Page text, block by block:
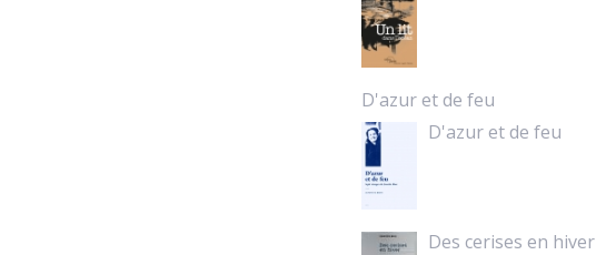
D'azur et de feu
D'azur et de feu
Des cerises en hiver